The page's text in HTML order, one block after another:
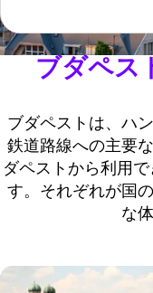
ブダペス
ブダペストは、ハ
鉄道路線への主要
ダペストから利用
す。それぞれが国
な